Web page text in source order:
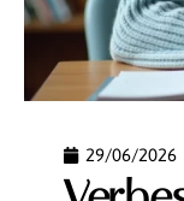
29/06/2026